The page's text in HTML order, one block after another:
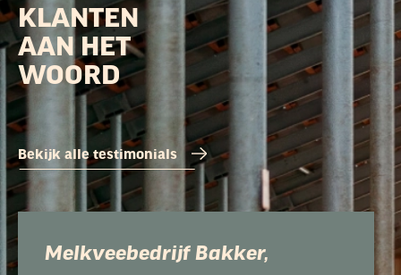
KLANTEN
AAN HET
WOORD
Bekijk alle testimonials
Melkveebedrijf Bakker,